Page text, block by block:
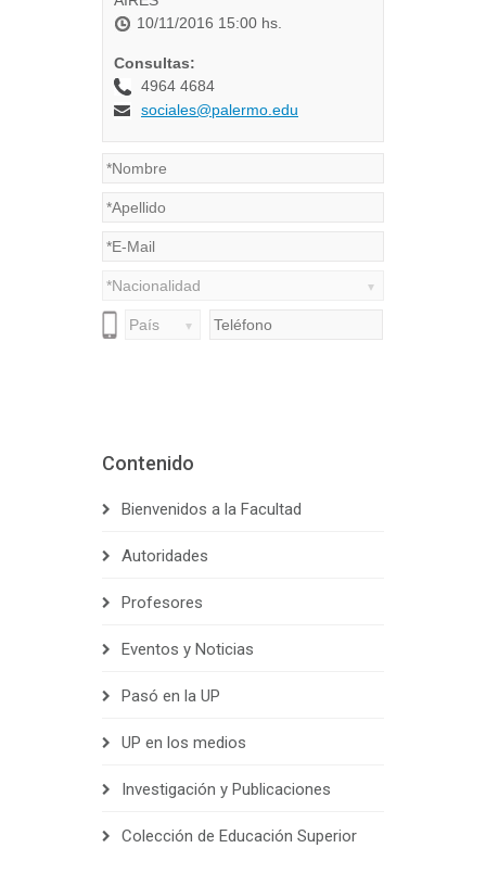
Contenido
Bienvenidos a la Facultad
Autoridades
Profesores
Eventos y Noticias
Pasó en la UP
UP en los medios
Investigación y Publicaciones
Colección de Educación Superior